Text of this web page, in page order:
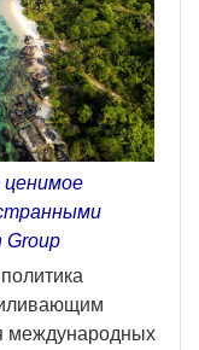
ценимое
международных